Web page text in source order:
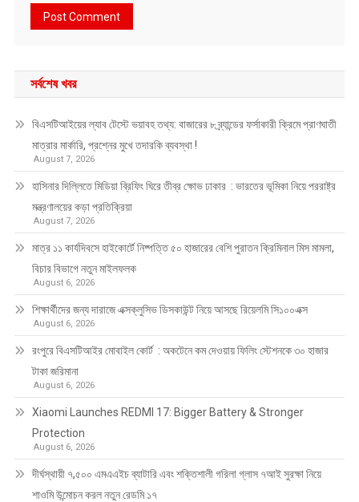
সর্বশেষ খবর
বিএসটিআইয়ের ল্যাব টেস্টে ভয়াবহ তথ্য: বাজারের ৮ ব্র্যান্ডের ফর্সাকারী ক্রিমে প্রাণঘাতী
মাত্রার মার্কারি, প্রশ্নের মুখে তদারকি ব্যবস্থা !
August 7, 2026
হাসিনার দিল্লিতে মিডিয়া ব্রিফিং ঘিরে তীব্র ক্ষোভ ঢাকার : ভারতের ভূমিকা নিয়ে পররাষ্ট্র
মন্ত্রণালয়ের কড়া প্রতিক্রিয়া
August 7, 2026
মাত্র ১১ কার্যদিবসে হাইকোর্টে নিষ্পত্তি ৫০ হাজারের বেশি পুরাতন ক্রিমিনাল মিস মামলা,
বিচার বিভাগে নতুন মাইলফলক
August 6, 2026
শিক্ষার্থীদের জন্য দারাজে এক্সক্লুসিভ ডিসকাউন্ট নিয়ে আসছে রিয়েলমি সি১০০এক্স
August 6, 2026
রংপুরে বিএসটিআইর মোবাইল কোর্ট : অকটেনে কম দেওয়ায় ফিলিং স্টেশনকে ৩০ হাজার
টাকা জরিমানা
August 6, 2026
Xiaomi Launches REDMI 17: Bigger Battery & Stronger
Protection
August 6, 2026
দীর্ঘস্থায়ী ৭,৫০০ এমএএইচ ব্যাটারি এবং শক্তিশালী গরিলা গ্লাস ৭আই সুরক্ষা নিয়ে
শাওমি উন্মোচন করল নতুন রেডমি ১৭